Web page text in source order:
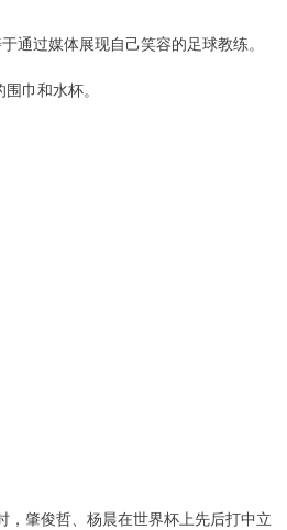
过媒体展现自己笑容的足球教练。
巾和水杯。
肇俊哲、杨晨在世界杯上先后打中立